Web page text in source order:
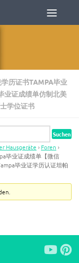
历证书TAMPA毕业
业证成绩单仿制北美
学位证书
Hausgeräte › Foren ›
毕业证成绩单【微信
毕业证学历认证坦帕